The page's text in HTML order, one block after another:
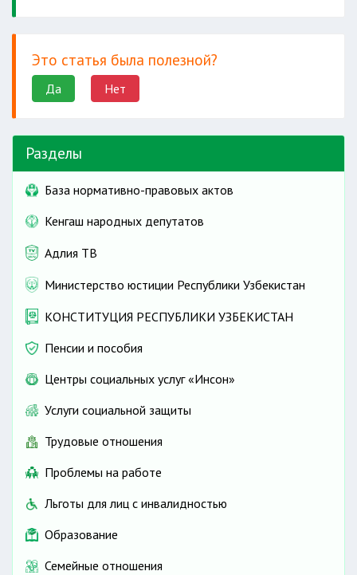
Это статья была полезной?
Да Нет
Разделы
База нормативно-правовых актов
Кенгаш народных депутатов
Адлия ТВ
Министерство юстиции Республики Узбекистан
КОНСТИТУЦИЯ РЕСПУБЛИКИ УЗБЕКИСТАН
Пенсии и пособия
Центры социальных услуг «Инсон»
Услуги социальной защиты
Трудовые отношения
Проблемы на работе
Льготы для лиц с инвалидностью
Образование
Семейные отношения